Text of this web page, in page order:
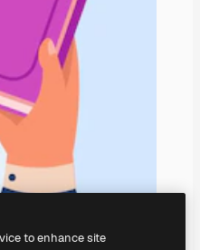
to enhance site